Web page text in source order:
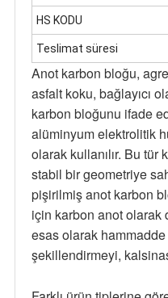
HS KODU
Teslimat süresi
Anot karbon bloğu,
asfalt koku, bağlayıcı
karbon bloğunu ifade
alüminyum elektrolitik
olarak kullanılır. Bu
stabil bir geometriye
pişirilmiş anot karbon
için karbon anot olarak
esas olarak hammadde
şekillendirmeyi,